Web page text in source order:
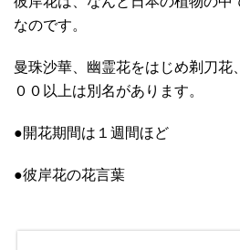
なのです。
曼珠沙華、幽霊花をはじめ剃刀花
００以上は別名があります。
●開花期間は１週間ほど
●彼岸花の花言葉